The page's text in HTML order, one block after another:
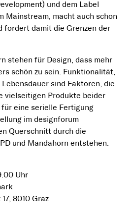
und dem Label
Mainstream, macht auch schon
fordert damit die Grenzen der
stehen für Design, dass mehr
schön zu sein. Funktionalität,
Lebensdauer sind Faktoren, die
vielseitigen Produkte beider
eine serielle Fertigung
im designforum
Querschnitt durch die
und Mandahorn entstehen.
Uhr
8010 Graz